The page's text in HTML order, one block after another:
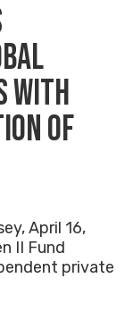
WITH
OF
April 16,
II Fund
private